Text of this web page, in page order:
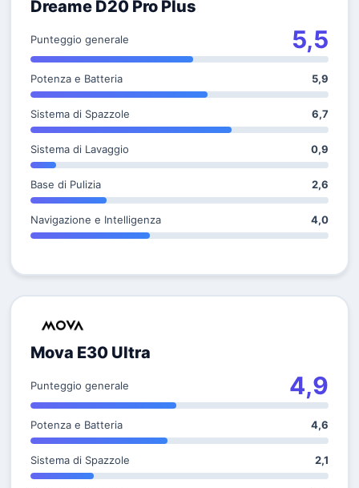
Dreame D20 Pro Plus
Punteggio generale 5,5
Potenza e Batteria 5,9
Sistema di Spazzole 6,7
Sistema di Lavaggio 0,9
Base di Pulizia 2,6
Navigazione e Intelligenza 4,0
Mova E30 Ultra
Punteggio generale 4,9
Potenza e Batteria 4,6
Sistema di Spazzole 2,1